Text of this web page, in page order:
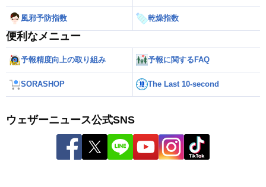
風邪予防指数 乾燥指数
便利なメニュー
予報精度向上の取り組み 予報に関するFAQ
SORASHOP The Last 10-second
ウェザーニュース公式SNS